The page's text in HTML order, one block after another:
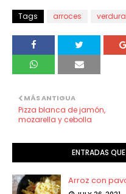
Tags arroces
MÁS ANTIGUA
Pizza blanca de jamón,
mozarella y cebolla
ENTRADAS
Arroz con